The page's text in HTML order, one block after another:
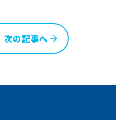
次の記事へ